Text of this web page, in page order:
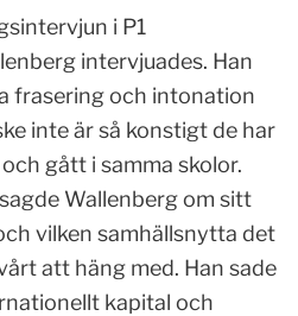
i P1
intervjuades. Han
frasering och intonation
inte är så konstigt de har
gått i samma skolor.
Wallenberg om sitt
vilken samhällsnytta det
att häng med. Han sade
kapital och